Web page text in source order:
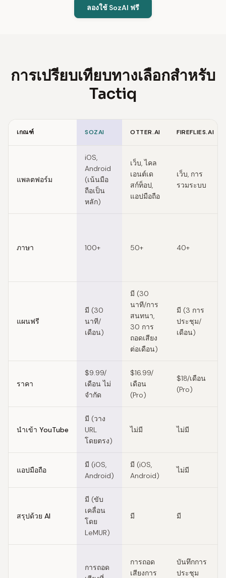
ลองใช้ SozAI ฟรี
การเปรียบเทียบทางเลือกสำหรับ
Tactiq
เกณฑ์ SOZAI OTTER.AI FIREFLIES.AI
แพลตฟอร์ม
iOS,
Android
(เน้นมือ
ถือเป็น
หลัก)
เว็บ, ไคล
เอนต์เด
สก์ท็อป,
แอปมือถือ
เว็บ, การ
รวมระบบ
ภาษา 100+ 50+ 40+
แผนฟรี
มี (30
นาที/
เดือน)
มี (30
นาที/การ
สนทนา,
30 การ
ถอดเสียง
ต่อเดือน)
มี (3 การ
ประชุม/
เดือน)
ราคา
$9.99/
เดือน ไม่
จำกัด
$16.99/
เดือน
(Pro)
$18/เดือน
(Pro)
นำเข้า YouTube
มี (วาง
URL
โดยตรง)
ไม่มี ไม่มี
แอปมือถือ
มี (iOS,
Android)
มี (iOS,
Android)
ไม่มี
สรุปด้วย AI
มี (ขับ
เคลื่อน
โดย
LeMUR)
มี มี
การถอด
การถอด
เสียงการ
บันทึกการ
ประชุม